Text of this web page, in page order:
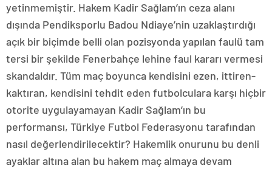
yetinmemiştir. Hakem Kadir Sağlam’ın ceza alanı
dışında Pendiksporlu Badou Ndiaye’nin uzaklaştırdığı
açık bir biçimde belli olan pozisyonda yapılan faulü tam
tersi bir şekilde Fenerbahçe lehine faul kararı vermesi
skandaldır. Tüm maç boyunca kendisini ezen, ittiren-
kaktıran, kendisini tehdit eden futbolculara karşı hiçbir
otorite uygulayamayan Kadir Sağlam’ın bu
performansı, Türkiye Futbol Federasyonu tarafından
nasıl değerlendirilecektir? Hakemlik onurunu bu denli
ayaklar altına alan bu hakem maç almaya devam